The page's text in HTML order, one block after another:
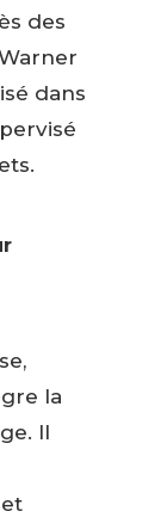
des
dans
la
Il